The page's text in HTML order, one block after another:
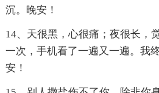
沉。晚安！
14、天很黑，心很痛；夜很长，
一次，手机看了一遍又一遍。我
安！